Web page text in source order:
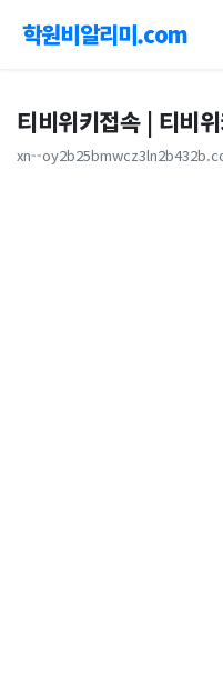
학원비알리미.com
티비위키접속 | 티비
xn--